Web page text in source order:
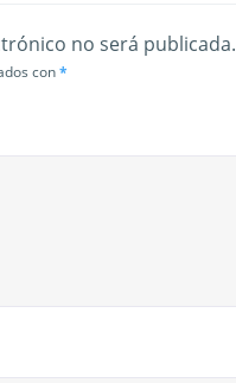
no será publicada.
con*